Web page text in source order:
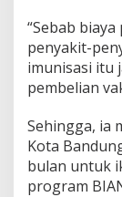
“Sebab
penyakit-
imunisasi itu
pembelian
Sehingga, ia
Kota
bulan untuk
program